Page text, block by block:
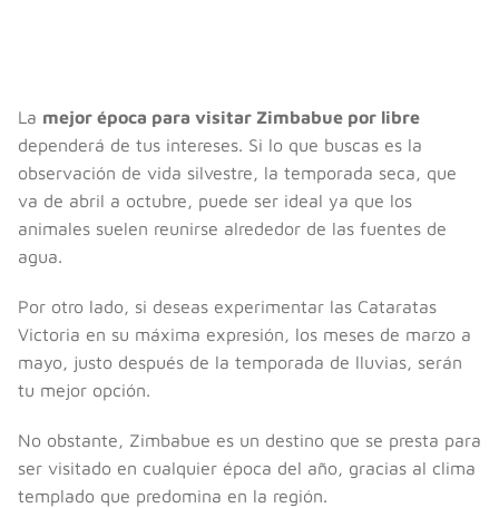
La mejor época para visitar Zimbabue por libre
dependerá de tus intereses. Si lo que buscas es la
observación de vida silvestre, la temporada seca, que
va de abril a octubre, puede ser ideal ya que los
animales suelen reunirse alrededor de las fuentes de
agua.
Por otro lado, si deseas experimentar las Cataratas
Victoria en su máxima expresión, los meses de marzo a
mayo, justo después de la temporada de lluvias, serán
tu mejor opción.
No obstante, Zimbabue es un destino que se presta para
ser visitado en cualquier época del año, gracias al clima
templado que predomina en la región.